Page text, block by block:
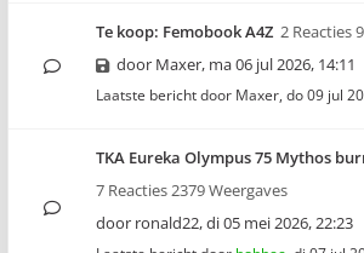
Te koop: Femobook A4Z 2 Reacties
door Maxer, ma 06 jul 2026, 14:11
Laatste bericht door Maxer, do 09 jul
TKA Eureka Olympus 75 Mythos
7 Reacties 2379 Weergaves
door ronald22,di 05 mei 2026, 22:23